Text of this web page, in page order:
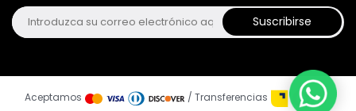
Suscribirse
Aceptamos / Transferencias